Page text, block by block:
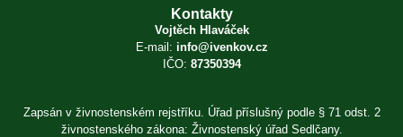
Kontakty
Vojtěch Hlaváček
E-mail: info@ivenkov.cz
IČO: 87350394
Zapsán v živnostenském rejstříku. Úřad příslušný podle § 71 odst. 2
živnostenského zákona: Živnostenský úřad Sedlčany.